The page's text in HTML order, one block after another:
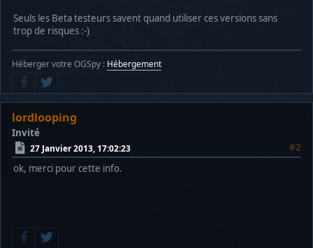
Seuls les Beta testeurs savent quand utiliser ces versions sans
trop de risques :-)
Héberger votre OGSpy : Hébergement
lordlooping
Invité
27 Janvier 2013, 17:02:23
#2
ok, merci pour cette info.